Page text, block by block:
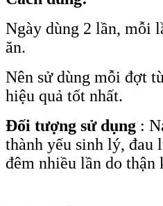
Ngày dùng 2 lần, mỗi
ăn.
Nên sử dùng mỗi đợt
hiệu quả tốt nhất.
Đối tượng sử dụng :
thành yếu sinh lý,
đêm nhiều lần do thận